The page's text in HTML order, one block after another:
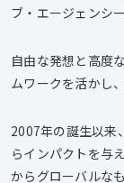
ブ・エージェンシー
自由な発想と高度
ムワークを活かし
2007年の誕生以来
らインパクトを与
からグローバルな